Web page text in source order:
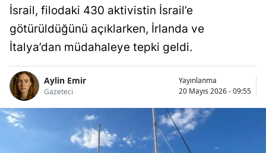
İsrail, filodaki 430 aktivistin İsrail’e
götürüldüğünü açıklarken, İrlanda ve
İtalya’dan müdahaleye tepki geldi.
Aylin Emir
Gazeteci
Yayınlanma
20 Mayıs 2026 - 09:55